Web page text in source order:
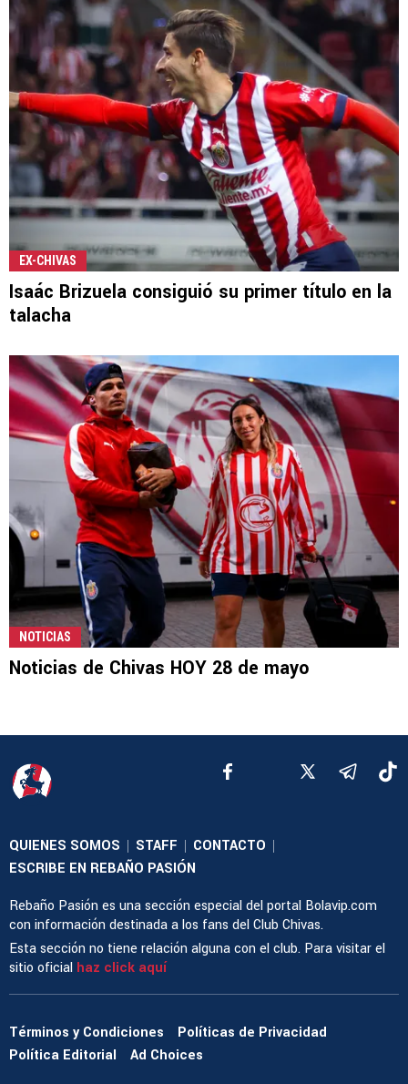
EX-CHIVAS
Isaác Brizuela consiguió su primer título en la
talacha
NOTICIAS
Noticias de Chivas HOY 28 de mayo
QUIENES SOMOS | STAFF | CONTACTO |
ESCRIBE EN REBAÑO PASIÓN
Rebaño Pasión es una sección especial del portal Bolavip.com
con información destinada a los fans del Club Chivas.
Esta sección no tiene relación alguna con el club. Para visitar el
sitio oficial haz click aquí
Términos y Condiciones
Políticas de Privacidad
Política Editorial
Ad Choices